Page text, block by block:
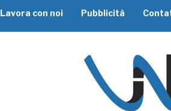
Lavora con noi Pubblicità